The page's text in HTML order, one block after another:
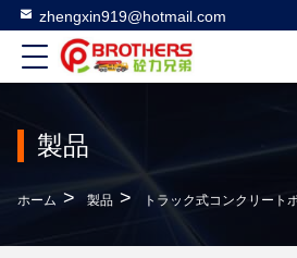
zhengxin919@hotmail.com
製品
ホーム > 製品 > トラック式コンクリート